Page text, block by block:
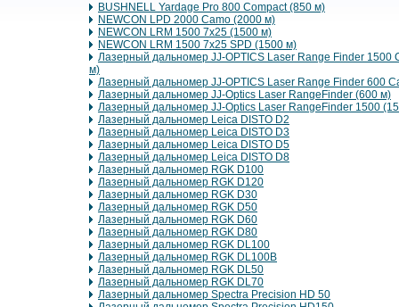
BUSHNELL Yardage Pro 800 Compact (850 м)
NEWCON LPD 2000 Camo (2000 м)
NEWCON LRM 1500 7x25 (1500 м)
NEWCON LRM 1500 7x25 SPD (1500 м)
Лазерный дальномер JJ-OPTICS Laser Range Finder 1500
м)
Лазерный дальномер JJ-OPTICS Laser Range Finder 600
Лазерный дальномер JJ-Optics Laser RangeFinder (600 м)
Лазерный дальномер JJ-Optics Laser RangeFinder 1500
Лазерный дальномер Leica DISTO D2
Лазерный дальномер Leica DISTO D3
Лазерный дальномер Leica DISTO D5
Лазерный дальномер Leica DISTO D8
Лазерный дальномер RGK D100
Лазерный дальномер RGK D120
Лазерный дальномер RGK D30
Лазерный дальномер RGK D50
Лазерный дальномер RGK D60
Лазерный дальномер RGK D80
Лазерный дальномер RGK DL100
Лазерный дальномер RGK DL100B
Лазерный дальномер RGK DL50
Лазерный дальномер RGK DL70
Лазерный дальномер Spectra Precision HD 50